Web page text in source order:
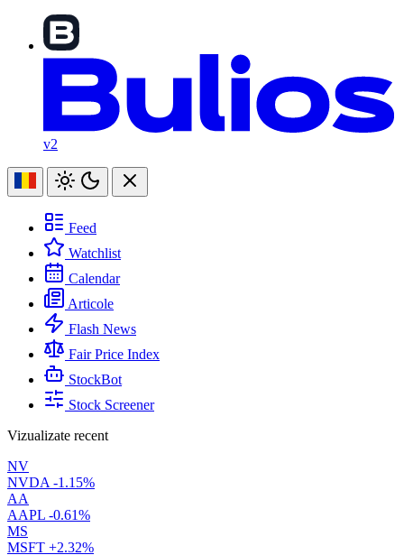
v2
Feed
Watchlist
Calendar
Articole
Flash News
Fair Price Index
StockBot
Stock Screener
Vizualizate recent
NV
NVDA -1.15%
AA
AAPL -0.61%
MS
MSFT +2.32%